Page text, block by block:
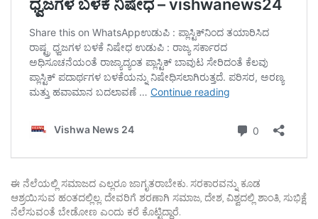
ಈ ನೆಲೆಯಲ್ಲಿ ಸಮಾಜದ ಎಲ್ಲರೂ ಜಾಗೃತರಾಬೇಕು. ಸರಕಾರವನ್ನು ಕೂಡ
ಆಶ್ರಯಿಸುವ ಹಂತದಲ್ಲಿಲ್ಲ. ದೇವರಿಗೆ ಶರಣಾಗಿ ಸಮಾಜ, ದೇಶ, ವಿಶ್ವದಲ್ಲಿ ಶಾಂತಿ, ಸುಭಿಕ್ಷೆ
ನೆಲೆಸುವಂತೆ ಬೇಡೋಣ ಎಂದು ಕರೆ ಕೊಟ್ಟಿದ್ದಾರೆ.